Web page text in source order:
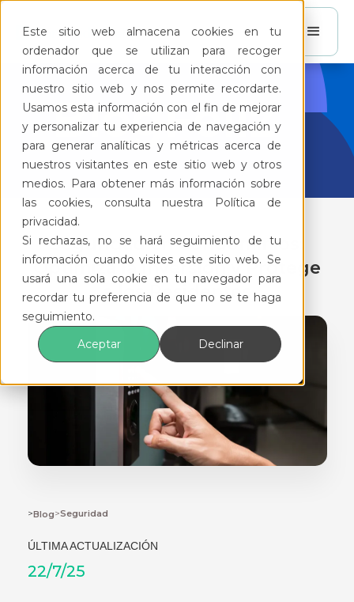
Este sitio web almacena cookies en tu
ordenador que se utilizan para recoger
información acerca de tu interacción con
nuestro sitio web y nos permite recordarte.
Usamos esta información con el fin de mejorar
y personalizar tu experiencia de navegación y
para generar analíticas y métricas acerca de
nuestros visitantes en este sitio web y otros
medios. Para obtener más información sobre
las cookies, consulta nuestra Política de
privacidad.
Si rechazas, no se hará seguimiento de tu
información cuando visites este sitio web. Se
usará una sola cookie en tu navegador para
recordar tu preferencia de que no se te haga
seguimiento.
Aceptar
Declinar
BlogFeliz
Seguridad en Condominios:
Optimiza la Inversión y Protege
a los Residentes
>Blog>Seguridad
ÚLTIMA ACTUALIZACIÓN
22/7/25